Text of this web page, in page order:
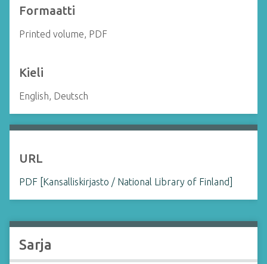
Formaatti
Printed volume, PDF
Kieli
English, Deutsch
URL
PDF [Kansalliskirjasto / National Library of Finland]
Sarja